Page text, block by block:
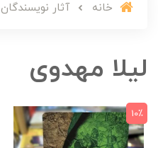
خانه آثار نویسندگان
لیلا مهدوی
10٪